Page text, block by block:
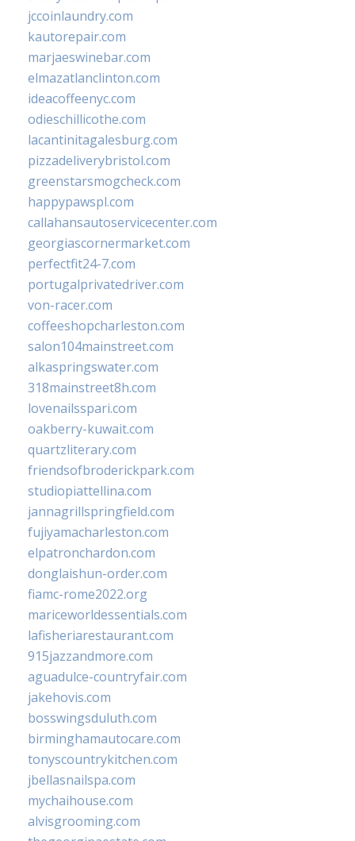
jccoinlaundry.com
kautorepair.com
marjaeswinebar.com
elmazatlanclinton.com
ideacoffeenyc.com
odieschillicothe.com
lacantinitagalesburg.com
pizzadeliverybristol.com
greenstarsmogcheck.com
happypawspl.com
callahansautoservicecenter.com
georgiascornermarket.com
perfectfit24-7.com
portugalprivatedriver.com
von-racer.com
coffeeshopcharleston.com
salon104mainstreet.com
alkaspringswater.com
318mainstreet8h.com
lovenailsspari.com
oakberry-kuwait.com
quartzliterary.com
friendsofbroderickpark.com
studiopiattellina.com
jannagrillspringfield.com
fujiyamacharleston.com
elpatronchardon.com
donglaishun-order.com
fiamc-rome2022.org
mariceworldessentials.com
lafisheriarestaurant.com
915jazzandmore.com
aguadulce-countryfair.com
jakehovis.com
bosswingsduluth.com
birminghamautocare.com
tonyscountrykitchen.com
jbellasnailspa.com
mychaihouse.com
alvisgrooming.com